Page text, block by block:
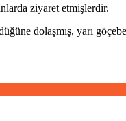
ziyaret etmişlerdir.
dolaşmış, yarı